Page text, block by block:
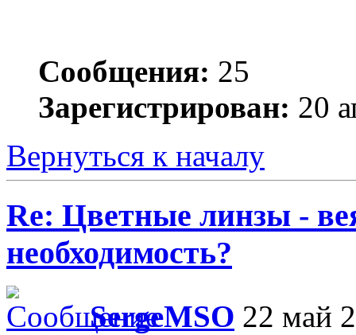
Сообщения: 25
Зарегистрирован: 20
Вернуться к началу
Re: Цветные линзы -
необходимость?
SergeMSO 22 май